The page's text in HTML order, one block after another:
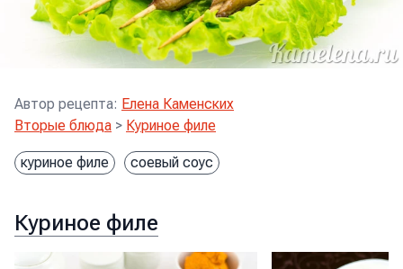
Автор рецепта: Елена Каменских
Вторые блюда > Куриное филе
куриное филе соевый соус
Куриное филе